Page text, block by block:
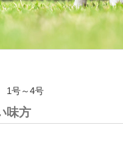
1号～4号
味方